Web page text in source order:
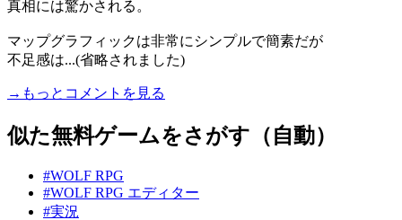
真相には驚かされる。
マップグラフィックは非常にシンプルで簡素だが
不足感は...(省略されました)
→もっとコメントを見る
似た無料ゲームをさがす（自動）
#WOLF RPG
#WOLF RPG エディター
#実況